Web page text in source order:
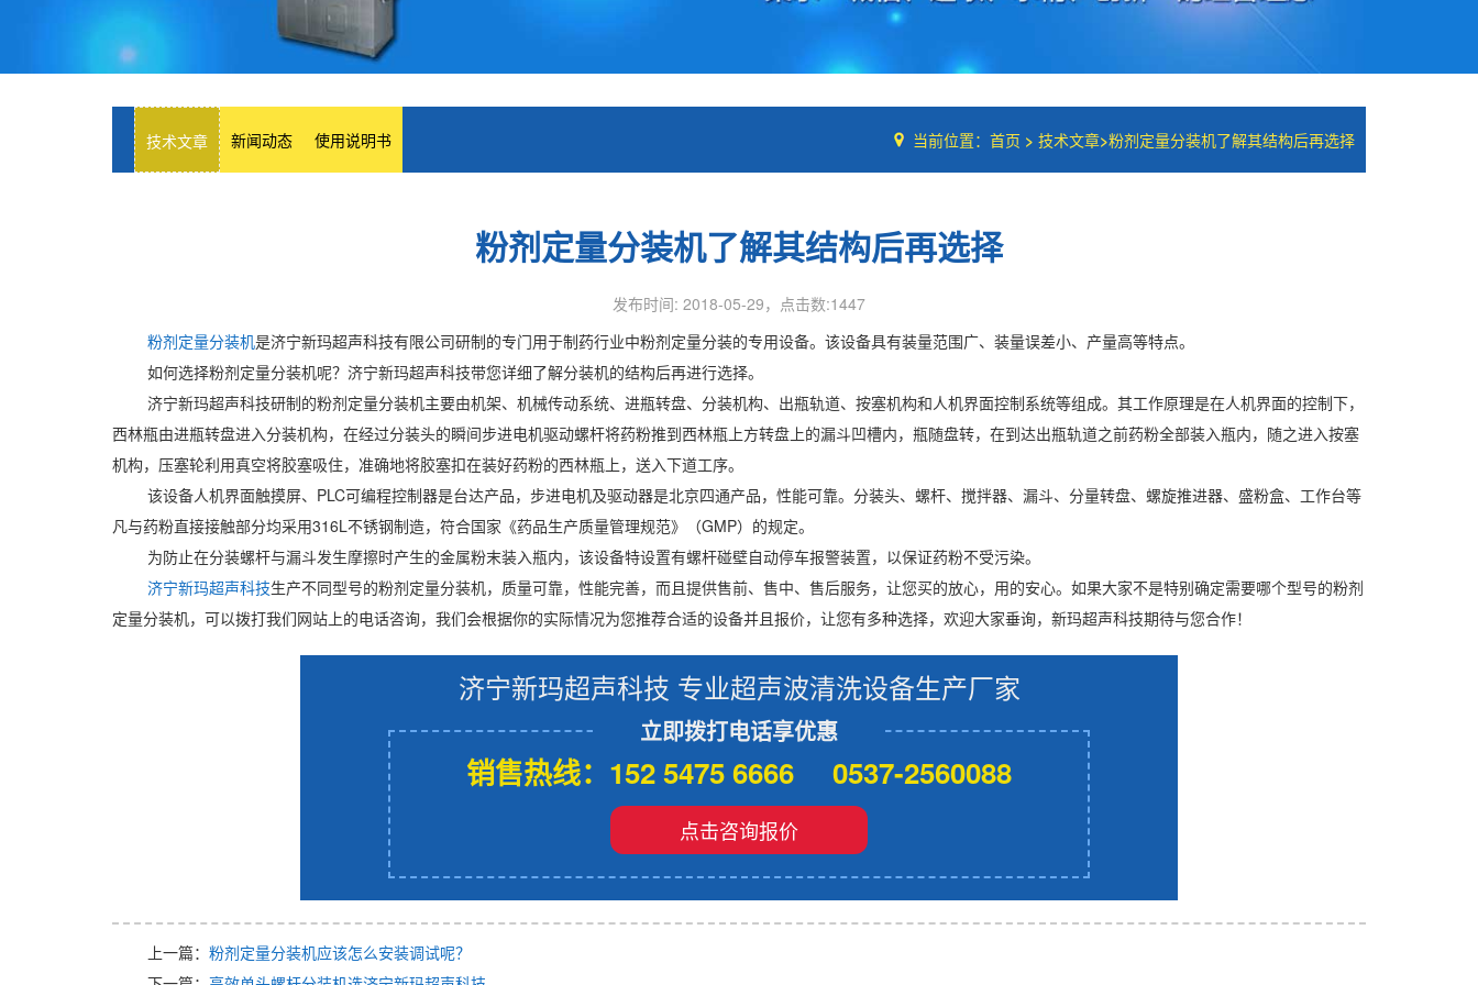
技术文章 新闻动态 使用说明书 当前位置： 首页 > 技术文章>粉剂定量分装机了解其结构后再选择
粉剂定量分装机了解其结构后再选择
发布时间: 2018-05-29，点击数:1447
粉剂定量分装机是济宁新玛超声科技有限公司研制的专门用于制药行业中粉剂定量分装的专用设备。该设备具有装量范围广、装量误差小、产量高等特点。
如何选择粉剂定量分装机呢？济宁新玛超声科技带您详细了解分装机的结构后再进行选择。
济宁新玛超声科技研制的粉剂定量分装机主要由机架、机械传动系统、进瓶转盘、分装机构、出瓶轨道、按塞机构和人机界面控制系统等组成。其工作原理是在人机界面的控制下，
西林瓶由进瓶转盘进入分装机构，在经过分装头的瞬间步进电机驱动螺杆将药粉推到西林瓶上方转盘上的漏斗凹槽内，瓶随盘转，在到达出瓶轨道之前药粉全部装入瓶内，随之进入按塞
机构，压塞轮利用真空将胶塞吸住，准确地将胶塞扣在装好药粉的西林瓶上，送入下道工序。
该设备人机界面触摸屏、PLC可编程控制器是台达产品，步进电机及驱动器是北京四通产品，性能可靠。分装头、螺杆、搅拌器、漏斗、分量转盘、螺旋推进器、盛粉盒、工作台等
凡与药粉直接接触部分均采用316L不锈钢制造，符合国家《药品生产质量管理规范》（GMP）的规定。
为防止在分装螺杆与漏斗发生摩擦时产生的金属粉末装入瓶内，该设备特设置有螺杆碰壁自动停车报警装置，以保证药粉不受污染。
济宁新玛超声科技生产不同型号的粉剂定量分装机，质量可靠，性能完善，而且提供售前、售中、售后服务，让您买的放心，用的安心。如果大家不是特别确定需要哪个型号的粉剂
定量分装机，可以拨打我们网站上的电话咨询，我们会根据你的实际情况为您推荐合适的设备并且报价，让您有多种选择，欢迎大家垂询，新玛超声科技期待与您合作！
济宁新玛超声科技 专业超声波清洗设备生产厂家
立即拨打电话享优惠
销售热线：152 5475 6666 0537-2560088
点击咨询报价
上一篇： 粉剂定量分装机应该怎么安装调试呢？